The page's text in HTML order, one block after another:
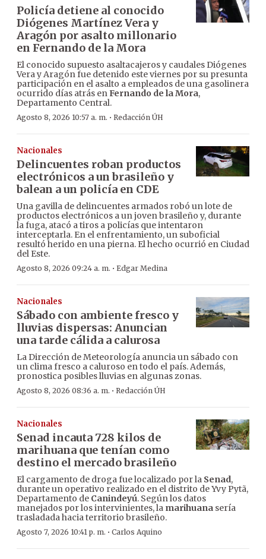
Policía detiene al conocido
Diógenes Martínez Vera y
Aragón por asalto millonario
en Fernando de la Mora
El conocido supuesto asaltacajeros y caudales Diógenes
Vera y Aragón fue detenido este viernes por su presunta
participación en el asalto a empleados de una gasolinera
ocurrido días atrás enFernando de la Mora,
Departamento Central.
Agosto 8, 2026 10:57 a. m. · Redacción ÚH
Nacionales
Delincuentes roban productos
electrónicos a un brasileño y
balean a un policía en CDE
Una gavilla de delincuentes armados robó un lote de
productos electrónicos a un joven brasileño y, durante
la fuga, atacó a tiros a policías que intentaron
interceptarla. En el enfrentamiento, un suboficial
resultó herido en una pierna. El hecho ocurrió en Ciudad
del Este.
Agosto 8, 2026 09:24 a. m. · Edgar Medina
Nacionales
Sábado con ambiente fresco y
lluvias dispersas: Anuncian
una tarde cálida a calurosa
La Dirección de Meteorología anuncia un sábado con
un clima fresco a caluroso en todo el país. Además,
pronostica posibles lluvias en algunas zonas.
Agosto 8, 2026 08:36 a. m. · Redacción ÚH
Nacionales
Senad incauta 728 kilos de
marihuana que tenían como
destino el mercado brasileño
El cargamento de droga fue localizado por la Senad,
durante un operativo realizado en el distrito de Yvy Pytã,
Departamento de Canindeyú. Según los datos
manejados por los intervinientes, la marihuana sería
trasladada hacia territorio brasileño.
Agosto 7, 2026 10:41 p. m. · Carlos Aquino